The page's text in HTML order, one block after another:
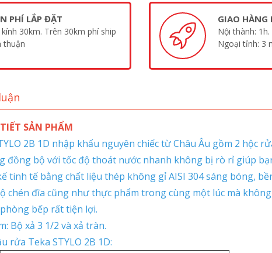
PHÍ LẮP ĐẶT
30km. Trên 30km phí ship
thuận
GIAO HÀNG
Nội thành:
Ngoại tỉnh: 3
SẢN PHẨM
2B 1D nhập khẩu nguyên chiếc từ Châu Âu gồm 2
đồng bộ với tốc độ thoát nước nhanh không bị rò rỉ giúp
tinh tế bằng chất liệu thép không gỉ AISI 304 sáng bóng,
chén đĩa cũng như thực phẩm trong cùng một lúc mà
bếp rất tiện lợi.
Bộ xả 3 1/2 và xả tràn.
rửa Teka STYLO 2B 1D: